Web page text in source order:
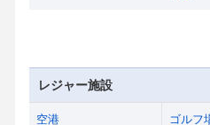
レジャー施設
空港 ゴルフ